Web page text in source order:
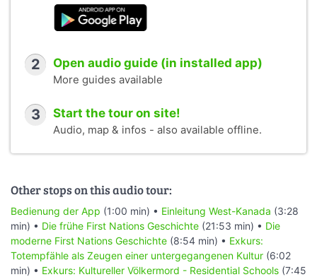
2 Open audio guide (in installed app)
More guides available
3 Start the tour on site!
Audio, map & infos - also available offline.
Other stops on this audio tour:
Bedienung der App (1:00 min) • Einleitung West-Kanada (3:28
min) • Die frühe First Nations Geschichte (21:53 min) • Die
moderne First Nations Geschichte (8:54 min) • Exkurs:
Totempfähle als Zeugen einer untergegangenen Kultur (6:02
min) • Exkurs: Kultureller Völkermord - Residential Schools (7:45